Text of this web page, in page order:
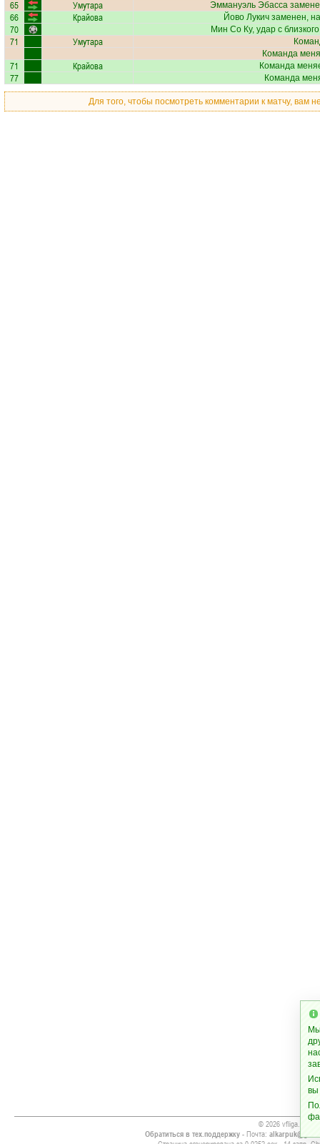
65 Умутара Эммануэль Эбасса
66 Крайова Йово Лукичзаменен,
70 Мин Со Ку, удар с
71 Умутара
Команда
71 Крайова Команда
77 Команда
Для того, чтобы посмотреть комментарии к матчу, вам
© 2026 vfliga.com
Обратиться в тех.поддержку- Почта:
вы